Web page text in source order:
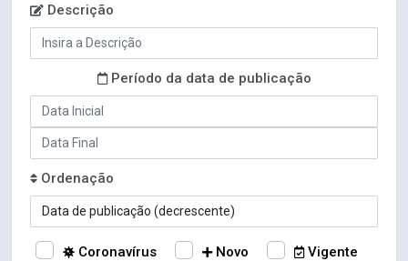
Descrição
Período da data de publicação
Ordenação
Coronavírus Novo Vigente